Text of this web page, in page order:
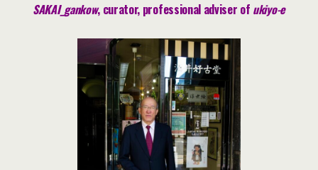
SAKAI_gankow, curator, professional adviser of ukiyo-e